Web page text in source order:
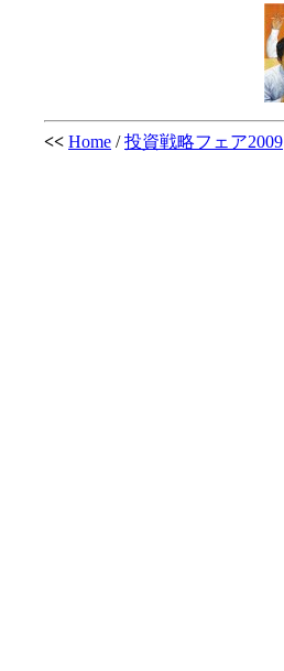
<< Home /投資戦略フェア2009